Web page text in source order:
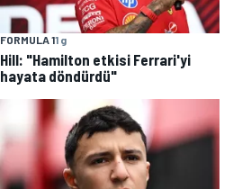
FORMULA 11 g
Hill: "Hamilton etkisi Ferrari'yi
hayata döndürdü"